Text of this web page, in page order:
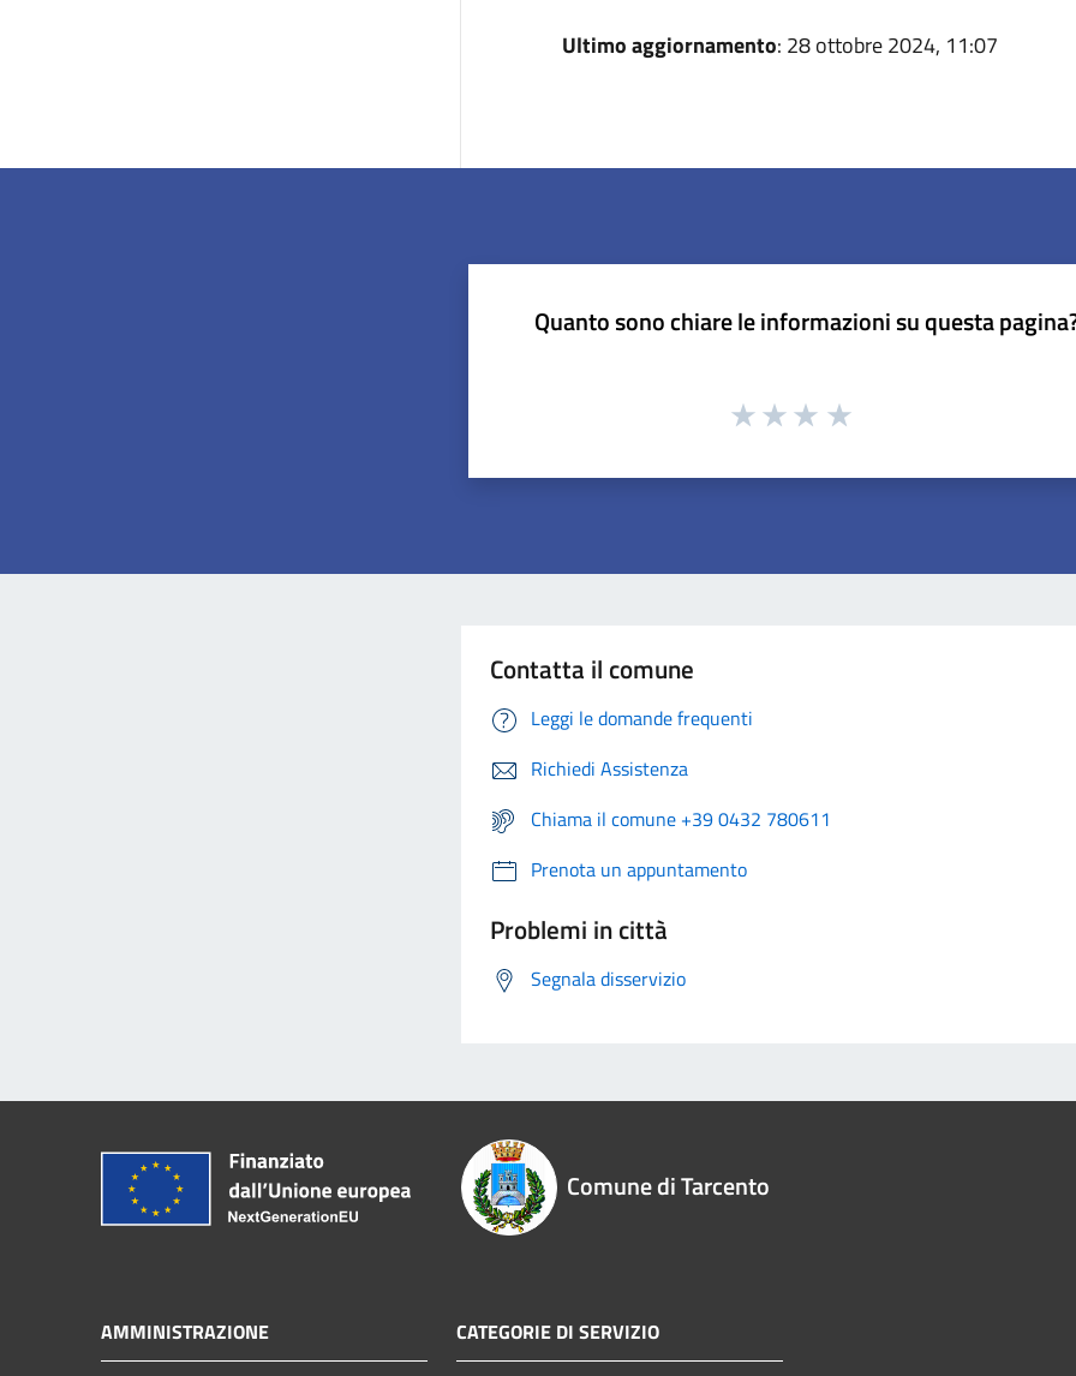
Ultimo aggiornamento: 28 ottobre 2024, 11:07
Quanto sono chiare le informazioni su questa
Contatta il comune
Leggi le domande frequenti
Richiedi Assistenza
Chiama il comune +39 0432 780611
Prenota un appuntamento
Problemi in città
Segnala disservizio
Comune di Tarcento
AMMINISTRAZIONE CATEGORIE DI SERVIZIO